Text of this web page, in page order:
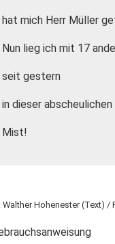
hat mich Herr Müller
Nun lieg ich mit 17
seit gestern
in dieser abscheulichen
Mist!
Walther Hohenester (Text) /